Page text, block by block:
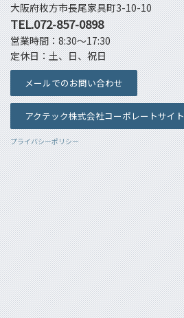
大阪府枚方市長尾家具町3-10-10
TEL.072-857-0898
営業時間：8:30～17:30
定休日：土、日、祝日
メールでのお問い合わせ
アクテック株式会社コーポレートサイト
プライバシーポリシー